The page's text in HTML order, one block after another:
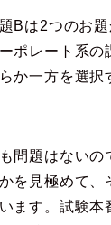
Bは2つのお
ポレート系の
か一方を選択
問題はないの
を見極めて、
ます。試験本